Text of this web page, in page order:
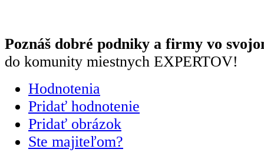
Poznáš dobré podniky a firmy vo
do komunity miestnych EXPERTOV!
Hodnotenia
Pridať hodnotenie
Pridať obrázok
Ste majiteľom?